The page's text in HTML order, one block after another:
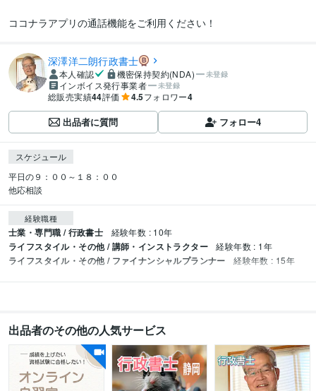
ココナラアプリの通話機能をご利用ください！
深澤洋二朗行政書士
本人確認 機密保持契約(NDA) 未登録
インボイス発行事業者 未登録
総販売実績44評価 4.5フォロワー4
出品者に質問 フォロー4
スケジュール
平日の９：００～１８：００
他応相談
経験職種
士業・専門職 / 行政書士 経験年数 : 10年
ライフスタイル・その他 / 講師・インストラクター 経験年数 : 1年
ライフスタイル・その他 / ファイナンシャルプランナー 経験年数 : 15年
出品者のその他の人気サービス